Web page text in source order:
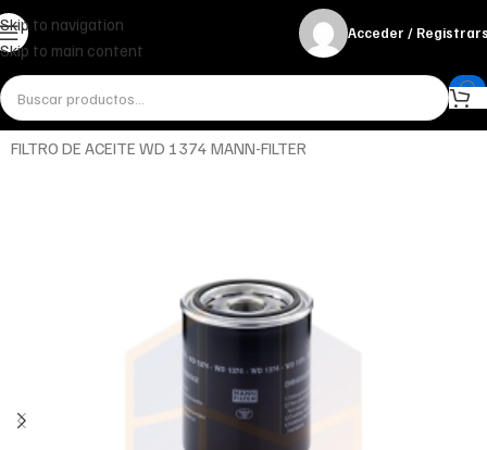
Skip to navigation
Skip to main content
Acceder /
InicioMiscelánea - otrosOtros
FILTRO DE ACEITE WD 1374 MANN-FILTER